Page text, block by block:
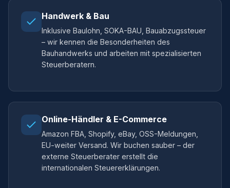
Handwerk & Bau
Inklusive Baulohn, SOKA-BAU, Bauabzugssteuer
– wir kennen die Besonderheiten des
Bauhandwerks und arbeiten mit spezialisierten
Steuerberatern.
Online-Händler & E-Commerce
Amazon FBA, Shopify, eBay, OSS-Meldungen,
EU-weiter Versand. Wir buchen sauber – der
externe Steuerberater erstellt die
internationalen Steuererklärungen.